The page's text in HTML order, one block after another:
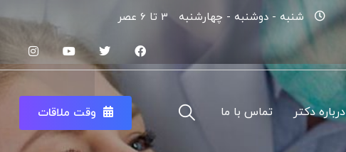
شنبه - دوشنبه - چهارشنبه
درباره دکتر تماس با ما وقت ملاقات